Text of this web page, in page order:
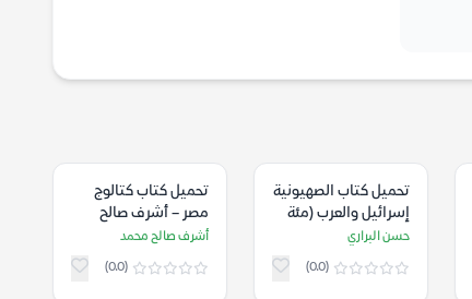
تحميل كتاب الصهيونية
إسرائيل والعرب (مئة
عام من الصراع) – حسن
حسن البراري
(0.0)
تحميل كتاب كتالوج
مصر – أشرف صالح
محمد
أشرف صالح محمد
(0.0)